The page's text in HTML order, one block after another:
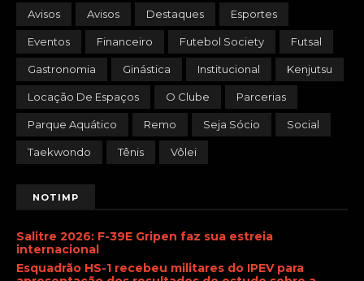
Avisos Avisos Destaques Esportes
Eventos Financeiro Futebol Society Futsal
Gastronomia Ginástica Institucional Kenjutsu
Locação De Espaços O Clube Parcerias
Parque Aquático Remo Seja Sócio Social
Taekwondo Tênis Vôlei
NOTIMP
Salitre 2026: F-39E Gripen faz sua estreia
internacional
Esquadrão HS-1 recebeu militares do IPEV para